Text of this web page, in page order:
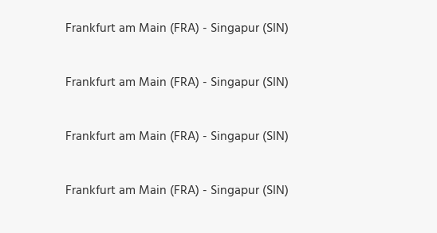
Frankfurt am Main (FRA) - Singapur (SIN)
Frankfurt am Main (FRA) - Singapur (SIN)
Frankfurt am Main (FRA) - Singapur (SIN)
Frankfurt am Main (FRA) - Singapur (SIN)